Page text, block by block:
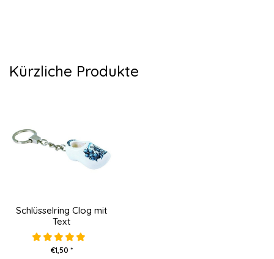
Kürzliche Produkte
Schlüsselring Clog mit
Text
€1,50 *